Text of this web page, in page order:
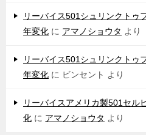
リーバイス501シュリンクトゥ
年変化 に アマノショウタ より
リーバイス501シュリンクトゥ
年変化 に ビンセント より
リーバイスアメリカ製501セル
化 に アマノショウタ より